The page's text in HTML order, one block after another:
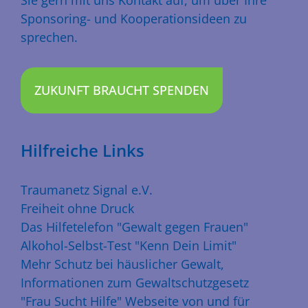
Sponsoring- und Kooperationsideen zu
sprechen.
ZUKUNFT BRAUCHT SPENDEN
Hilfreiche Links
Traumanetz Signal e.V.
Freiheit ohne Druck
Das Hilfetelefon "Gewalt gegen Frauen"
Alkohol-Selbst-Test "Kenn Dein Limit"
Mehr Schutz bei häuslicher Gewalt,
Informationen zum Gewaltschutzgesetz
"Frau Sucht Hilfe" Webseite von und für